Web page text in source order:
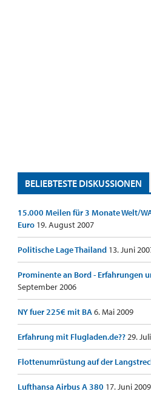
BELIEBTESTE DISKUSSIONEN
15.000 Meilen für 3 Monate Welt/
Euro 19. August 2007
Politische Lage Thailand 13. Juni
Prominente an Bord - Erfahrungen
September 2006
NY fuer 225€ mit BA6. Mai 2009
Erfahrung mit Flugladen.de??29.
Flottenumrüstung auf der
Lufthansa Airbus A 380 17. Juni 2009